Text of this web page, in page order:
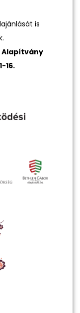
is
Alapítvány
16.